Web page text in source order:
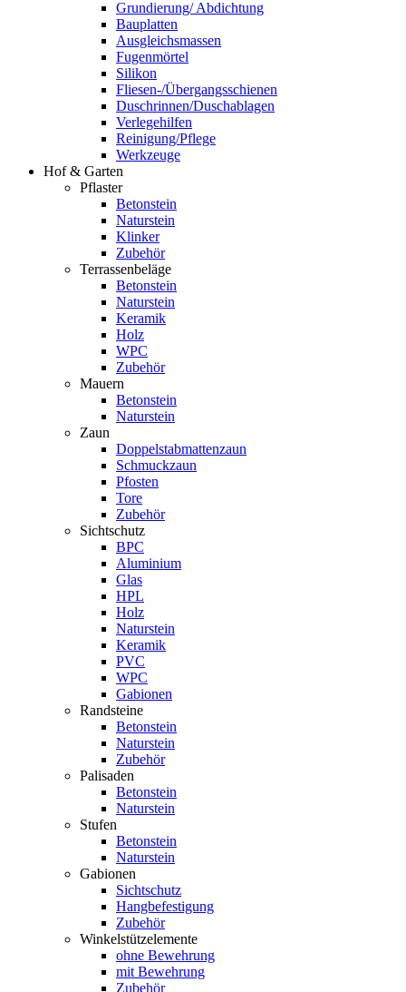
Grundierung/ Abdichtung
Bauplatten
Ausgleichsmassen
Fugenmörtel
Silikon
Fliesen-/Übergangsschienen
Duschrinnen/Duschablagen
Verlegehilfen
Reinigung/Pflege
Werkzeuge
Hof & Garten
Pflaster
Betonstein
Naturstein
Klinker
Zubehör
Terrassenbeläge
Betonstein
Naturstein
Keramik
Holz
WPC
Zubehör
Mauern
Betonstein
Naturstein
Zaun
Doppelstabmattenzaun
Schmuckzaun
Pfosten
Tore
Zubehör
Sichtschutz
BPC
Aluminium
Glas
HPL
Holz
Naturstein
Keramik
PVC
WPC
Gabionen
Randsteine
Betonstein
Naturstein
Zubehör
Palisaden
Betonstein
Naturstein
Stufen
Betonstein
Naturstein
Gabionen
Sichtschutz
Hangbefestigung
Zubehör
Winkelstützelemente
ohne Bewehrung
mit Bewehrung
Zubehör